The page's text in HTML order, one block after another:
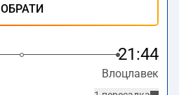
ОБРАТИ
21:44
Влоцлавек